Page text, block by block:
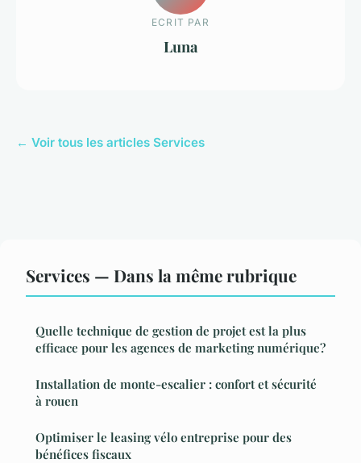
ECRIT PAR
Luna
← Voir tous les articles Services
Services — Dans la même rubrique
Quelle technique de gestion de projet est la plus
efficace pour les agences de marketing numérique?
Installation de monte-escalier : confort et sécurité
à rouen
Optimiser le leasing vélo entreprise pour des
bénéfices fiscaux